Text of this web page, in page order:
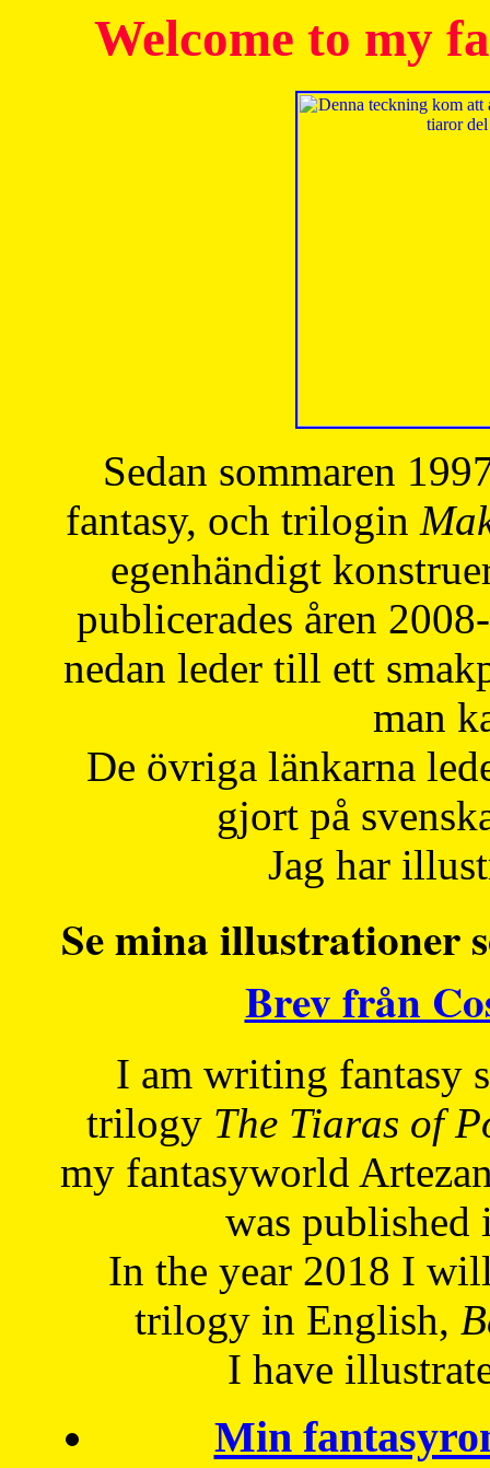
Welcome to my
Sedan sommaren
fantasy, och trilogin
egenhändigt
publicerades åren
nedan leder till ett
man
De övriga länkarna
gjort på
Jag har
Se mina illustrationer
Brev från
I am writing fantasy
trilogy The Tiaras of
my fantasyworld
was published
In the year 2018 I
trilogy in English,
I have
Min